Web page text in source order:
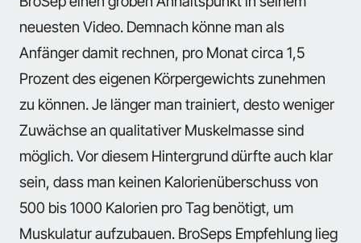
neuesten Video. Demnach könne man als
Anfänger damit rechnen, pro Monat circa 1,5
Prozent des eigenen Körpergewichts zunehmen
zu können. Je länger man trainiert, desto weniger
Zuwächse an qualitativer Muskelmasse sind
möglich. Vor diesem Hintergrund dürfte auch klar
sein, dass man keinen Kalorienüberschuss von
500 bis 1000 Kalorien pro Tag benötigt, um
Muskulatur aufzubauen. BroSeps Empfehlung lieg